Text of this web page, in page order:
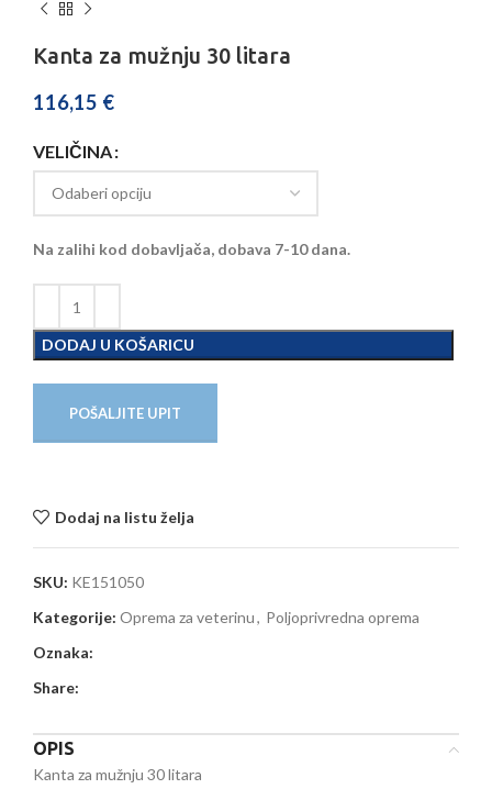
Kanta za mužnju 30 litara
116,15 €
VELIČINA
Na zalihi kod dobavljača, dobava 7-10 dana.
DODAJ U KOŠARICU
POŠALJITE UPIT
Dodaj na listu želja
SKU: KE151050
Kategorije: Oprema za veterinu, Poljoprivredna oprema
Oznaka:
Share:
OPIS
Kanta za mužnju 30 litara